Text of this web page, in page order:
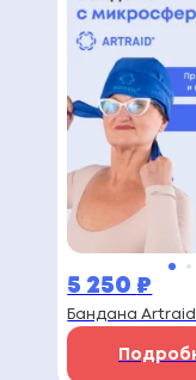
5 250 ₽
Бандана Artraid